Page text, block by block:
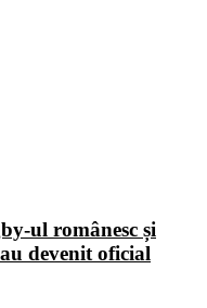
ul românesc și
devenit oficial